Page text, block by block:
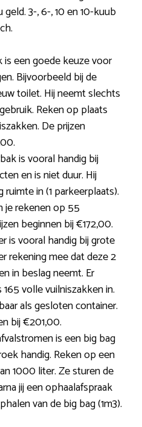
3-, 6-, 10 en 10-kuub
is een goede keuze voor
Bijvoorbeeld bij de
toilet. Hij neemt slechts
Reken op plaats
De prijzen
is vooral handig bij
en is niet duur. Hij
in (1 parkeerplaats).
je rekenen op 55
beginnen bij €172,00.
is vooral handig bij grote
rekening mee dat deze 2
in beslag neemt. Er
volle vuilniszakken in.
als gesloten container.
bij €201,00.
is een big bag
handig. Reken op een
1000 liter. Ze sturen de
jij een ophaalafspraak
van de big bag (1m3).